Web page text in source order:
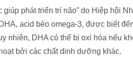
phát triển trí não” do Hiệp hội
acid béo omega-3, được biết
nhiên, DHA có thể bị oxi hóa nếu
bởi các chất dinh dưỡng khác.